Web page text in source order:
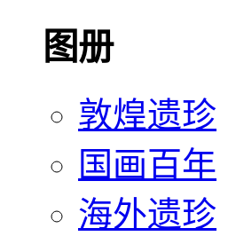
图册
敦煌遗珍
国画百年
海外遗珍